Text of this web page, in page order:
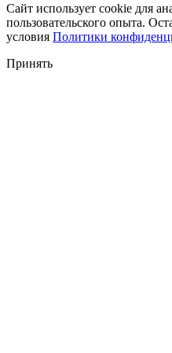
Сайт использует cookie для
пользовательского опыта.
условия Политики
Принять